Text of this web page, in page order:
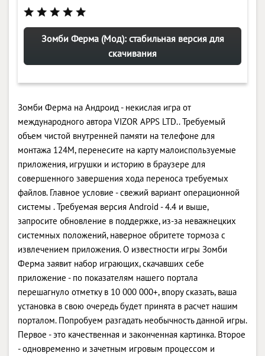
Зомби Ферма (Мод): стабильная версия для
скачивания
Зомби Ферма на Андроид - некислая игра от
международного автора VIZOR APPS LTD.. Требуемый
объем чистой внутренней памяти на телефоне для
монтажа 124M, перенесите на карту малоиспользуемые
приложения, игрушки и историю в браузере для
совершенного завершения хода переноса требуемых
файлов. Главное условие - свежий вариант операционной
системы . Требуемая версия Android - 4.4 и выше,
запросите обновление в поддержке, из-за неважнецких
системных положений, наверное обритете тормоза с
извлечением приложения. О известности игры Зомби
Ферма заявит набор играющих, скачавших себе
приложение - по показателям нашего портала
перешагнуло отметку в 10 000 000+, впору сказать, ваша
установка в свою очередь будет принята в расчет нашим
порталом. Попробуем разгадать необычность данной игры.
Первое - это качественная и законченная картинка. Второе
- одновременно и зачетным игровым процессом и